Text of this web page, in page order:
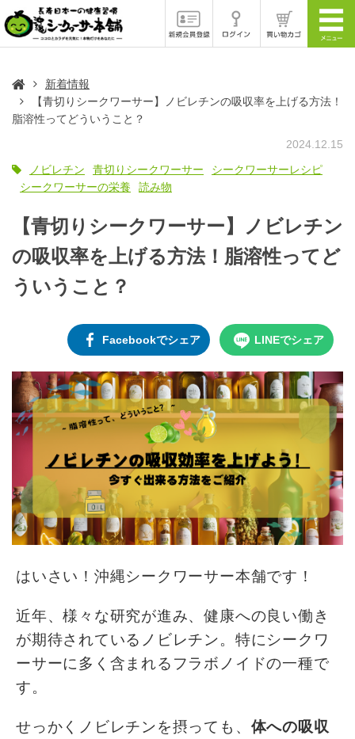
新着情報
【青切りシークワーサー】ノビレチンの吸収率を上げる方法！
脂溶性ってどういうこと？
2024.12.15
ノビレチン
青切りシークワーサー
シークワーサーレシピ
シークワーサーの栄養
読み物
【青切りシークワーサー】ノビレチン
の吸収率を上げる方法！脂溶性ってど
ういうこと？
Facebookでシェア LINEでシェア
はいさい！沖縄シークワーサー本舗です！
近年、様々な研究が進み、健康への良い働き
が期待されているノビレチン。特にシークワ
ーサーに多く含まれるフラボノイドの一種で
す。
せっかくノビレチンを摂っても、 体への吸収